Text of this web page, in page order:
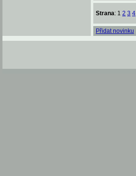
Strana: 1 2 3 4
Přidat novinku